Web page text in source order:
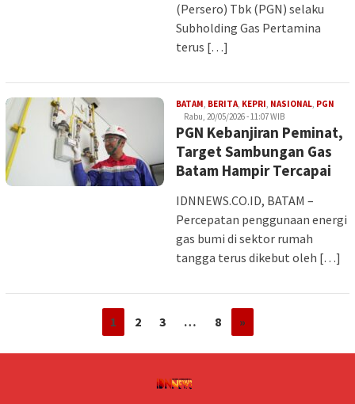
(Persero) Tbk (PGN) selaku
Subholding Gas Pertamina
terus […]
BATAM, BERITA, KEPRI, NASIONAL, PGN
Rabu, 20/05/2026 - 11:07 WIB
PGN Kebanjiran Peminat,
Target Sambungan Gas
Batam Hampir Tercapai
IDNNEWS.CO.ID, BATAM –
Percepatan penggunaan energi
gas bumi di sektor rumah
tangga terus dikebut oleh […]
1 2 3 … 8 »